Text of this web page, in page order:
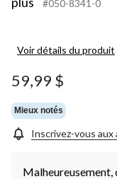
#050-8341-0
Voir détails du produit
59,99 $
Mieux notés
Inscrivez-vous